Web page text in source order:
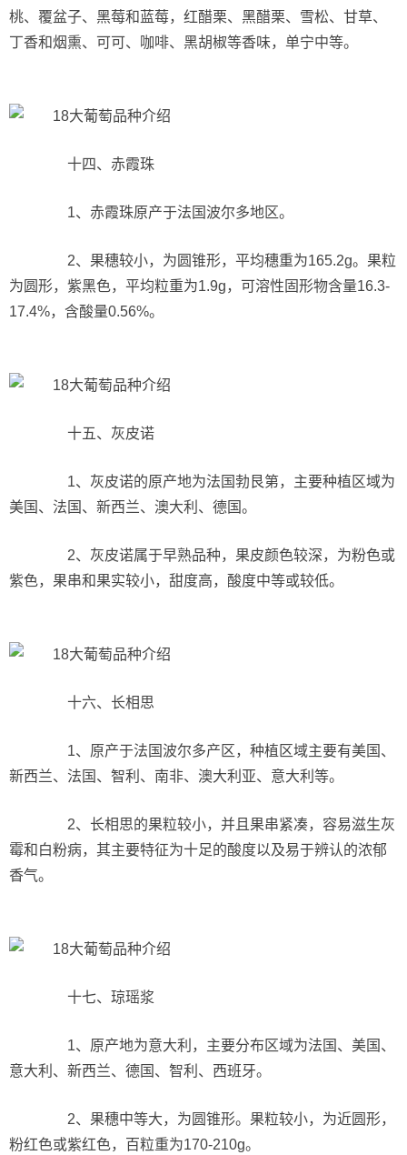
桃、覆盆子、黑莓和蓝莓，红醋栗、黑醋栗、雪松、甘草、
丁香和烟熏、可可、咖啡、黑胡椒等香味，单宁中等。
十四、赤霞珠
1、赤霞珠原产于法国波尔多地区。
2、果穗较小，为圆锥形，平均穗重为165.2g。果粒
为圆形，紫黑色，平均粒重为1.9g，可溶性固形物含量16.3-
17.4%，含酸量0.56%。
十五、灰皮诺
1、灰皮诺的原产地为法国勃艮第，主要种植区域为
美国、法国、新西兰、澳大利、德国。
2、灰皮诺属于早熟品种，果皮颜色较深，为粉色或
紫色，果串和果实较小，甜度高，酸度中等或较低。
十六、长相思
1、原产于法国波尔多产区，种植区域主要有美国、
新西兰、法国、智利、南非、澳大利亚、意大利等。
2、长相思的果粒较小，并且果串紧凑，容易滋生灰
霉和白粉病，其主要特征为十足的酸度以及易于辨认的浓郁
香气。
十七、琼瑶浆
1、原产地为意大利，主要分布区域为法国、美国、
意大利、新西兰、德国、智利、西班牙。
2、果穗中等大，为圆锥形。果粒较小，为近圆形，
粉红色或紫红色，百粒重为170-210g。